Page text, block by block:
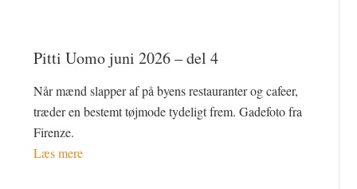
Pitti Uomo juni 2026 – del 4
Når mænd slapper af på byens restauranter og cafeer,
træder en bestemt tøjmode tydeligt frem. Gadefoto fra
Firenze.
Læs mere